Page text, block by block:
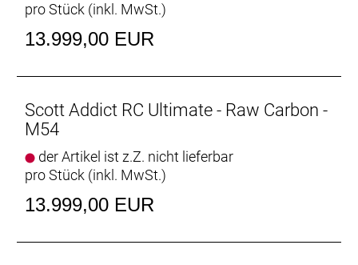
pro Stück (inkl. MwSt.)
13.999,00 EUR
Scott Addict RC Ultimate - Raw Carbon -
M54
der Artikel ist z.Z. nicht lieferbar
pro Stück (inkl. MwSt.)
13.999,00 EUR